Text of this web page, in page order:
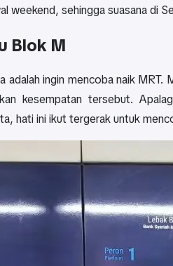
weekend, sehingga suasana di
Blok M
adalah ingin mencoba naik
kesempatan tersebut.
hati ini ikut tergerak untuk